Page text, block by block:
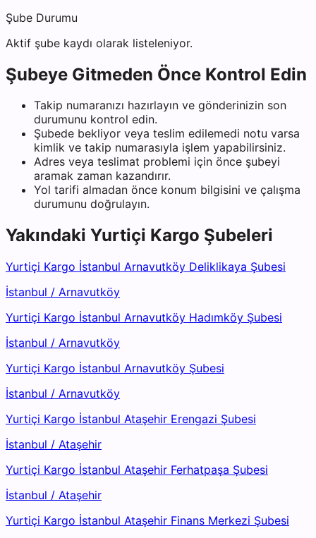
Şube Durumu
Aktif şube kaydı olarak listeleniyor.
Şubeye Gitmeden Önce Kontrol Edin
Takip numaranızı hazırlayın ve gönderinizin son
durumunu kontrol edin.
Şubede bekliyor veya teslim edilemedi notu varsa
kimlik ve takip numarasıyla işlem yapabilirsiniz.
Adres veya teslimat problemi için önce şubeyi
aramak zaman kazandırır.
Yol tarifi almadan önce konum bilgisini ve çalışma
durumunu doğrulayın.
Yakındaki Yurtiçi Kargo Şubeleri
Yurtiçi Kargo İstanbul Arnavutköy Deliklikaya Şubesi
İstanbul / Arnavutköy
Yurtiçi Kargo İstanbul Arnavutköy Hadımköy Şubesi
İstanbul / Arnavutköy
Yurtiçi Kargo İstanbul Arnavutköy Şubesi
İstanbul / Arnavutköy
Yurtiçi Kargo İstanbul Ataşehir Erengazi Şubesi
İstanbul / Ataşehir
Yurtiçi Kargo İstanbul Ataşehir Ferhatpaşa Şubesi
İstanbul / Ataşehir
Yurtiçi Kargo İstanbul Ataşehir Finans Merkezi Şubesi